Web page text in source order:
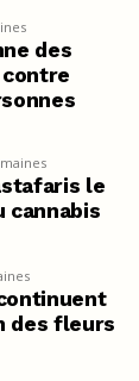
des
le
cannabis
des fleurs